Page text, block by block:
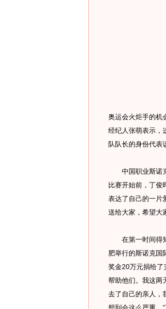
奥运会火炬手的机
经纪人张萌表示，
队队长的身份代表
中国职业斯诺克
比赛开始前，丁俊
表达了自己的一片
送给大家，希望大
在第一时间得知
肥举行的斯诺克国
奖金20万元捐给了
帮助他们。我这两
去了自己的亲人，